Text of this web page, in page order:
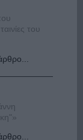
του